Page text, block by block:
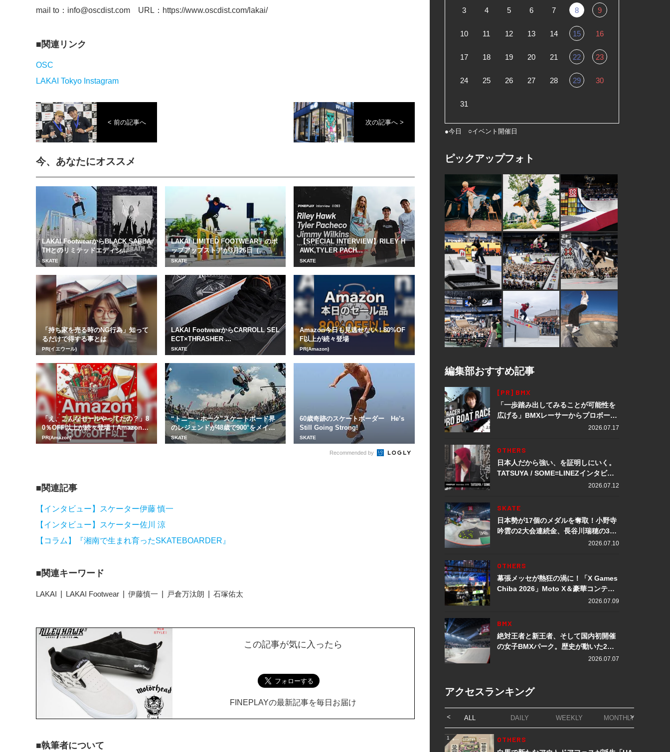
mail to：info@oscdist.com URL：https://www.oscdist.com/lakai/
関連リンク
OSC
LAKAI Tokyo Instagram
< 前の記事へ 次の記事へ >
今、あなたにオススメ
LAKAI FootwearからBLACK SABBA
THとのリミテッドエディシ...
SKATE
LAKAI LIMITED FOOTWEAR」のポ
ップアップストアが3月26日（...
SKATE
【SPECIAL INTERVIEW】RILEY H
AWK,TYLER PACH...
SKATE
「持ち家を売る時のNG行為」知って
るだけで得する事とは
PR(イエウール)
LAKAI FootwearからCARROLL SEL
ECT×THRASHER ...
SKATE
Amazon今日も見逃せない！80%OF
F以上が続々登場
PR(Amazon)
「え、こんなセールやってたの？」8
0％OFF以上が続々登場！Amazonの
本気が...
PR(Amazon)
“トニー・ホーク”スケートボード界
のレジェンドが48歳で900°をメイ
ク！
SKATE
60歳奇跡のスケートボーダー He’s
Still Going Strong!
SKATE
Recommended by
関連記事
【インタビュー】スケーター伊藤 慎一
【インタビュー】スケーター佐川 涼
【コラム】『湘南で生まれ育ったSKATEBOARDER』
関連キーワード
LAKAI LAKAI Footwear 伊藤慎一 戸倉万汰朗 石塚佑太
この記事が気に入ったら
FINEPLAYの最新記事を毎日お届け
執筆者について
3 4 5 6 7 8 9
10 11 12 13 14 15 16
17 18 19 20 21 22 23
24 25 26 27 28 29 30
31
●今日 ○イベント開催日
ピックアップフォト
編集部おすすめ記事
[PR] BMX
「一歩踏み出してみることが可能性を
広げる」BMXレーサーからプロボート
レーサーへ転身。上田龍星が体現する
2026.07.17
OTHERS
日本人だから強い、を証明しにいく。
TATSUYA / SOME≡LINEZインタビュ
2026.07.12
SKATE
日本勢が17個のメダルを奪取！小野寺
吟雲の2大会連続金、長谷川瑞穂の3メ
ダル獲得など数々の快挙をプレイバッ
2026.07.10
OTHERS
幕張メッセが熱狂の渦に！「X Games
Chiba 2026」Moto X＆豪華コンテン
2026.07.09
BMX
絶対王者と新王者、そして国内初開催
の女子BMXパーク。歴史が動いた2日
2026.07.07
アクセスランキング
ALL DAILY WEEKLY MONTHLY
1 OTHERS